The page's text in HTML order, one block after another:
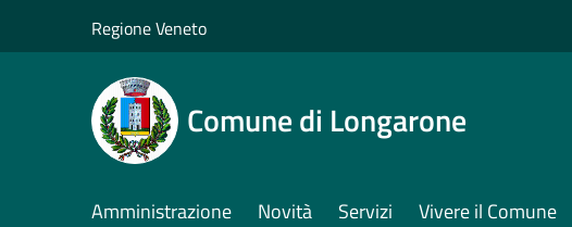
Regione Veneto
Comune di Longarone
Amministrazione Novità Servizi Vivere il Comune